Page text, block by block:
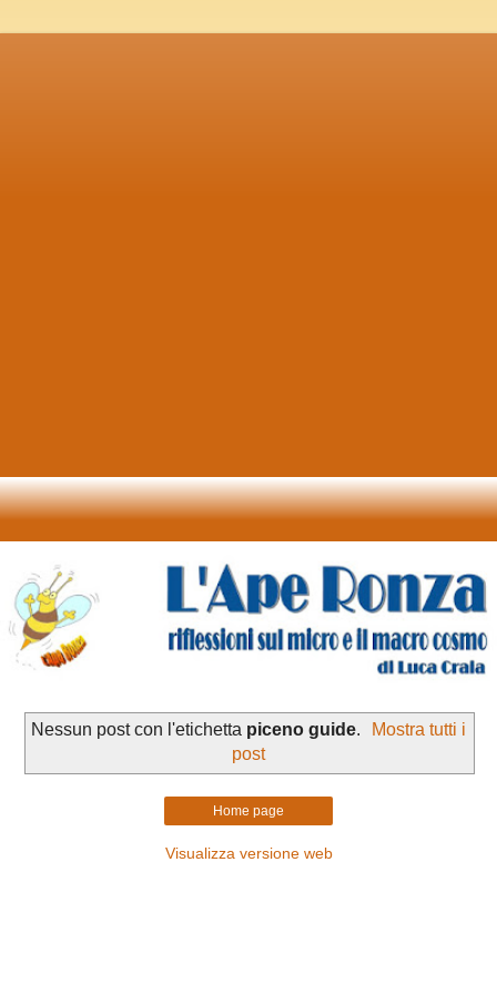
Nessun post con l'etichetta piceno guide.
Mostra tutti i
post
Home page
Visualizza versione web